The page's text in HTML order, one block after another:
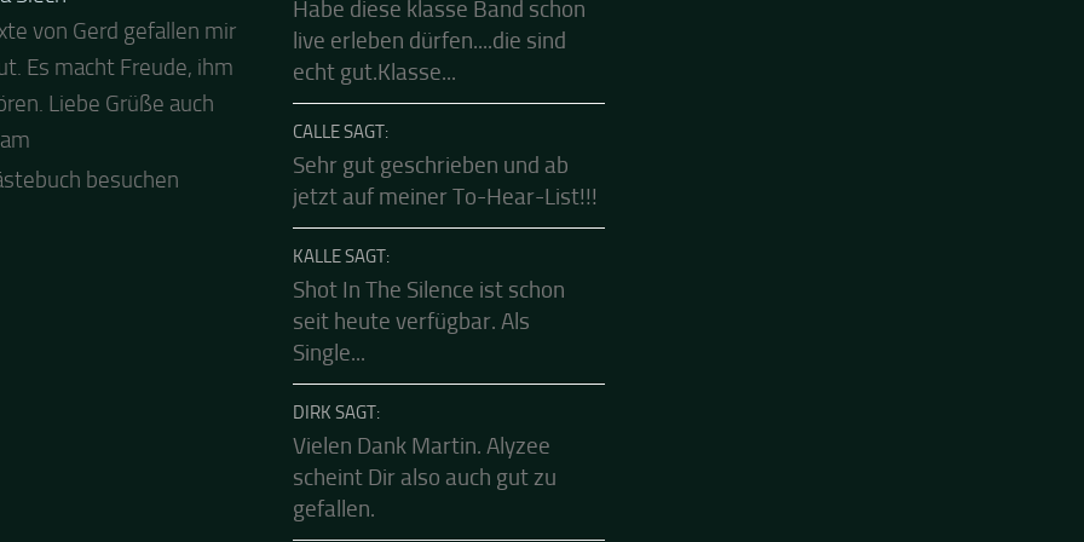
Siech
von Gerd gefallen mir
Es macht Freude, ihm
Liebe Grüße auch
und auch von uns
besten Dank für die
zur Party! Der
Live Stream ist eine
FRANK SAGT:
Habe diese klasse Band schon
live erleben dürfen....die sind
echt gut.Klasse...
CALLE SAGT:
Sehr gut geschrieben und ab
jetzt auf meiner To-Hear-List!!!
KALLE SAGT:
Shot In The Silence ist schon
seit heute verfügbar. Als
Single...
DIRK SAGT:
Vielen Dank Martin. Alyzee
scheint Dir also auch gut zu